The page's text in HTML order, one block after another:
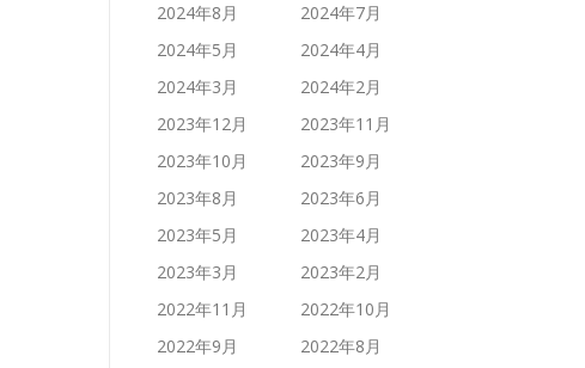
2024年8月
2024年7月
2024年5月
2024年4月
2024年3月
2024年2月
2023年12月
2023年11月
2023年10月
2023年9月
2023年8月
2023年6月
2023年5月
2023年4月
2023年3月
2023年2月
2022年11月
2022年10月
2022年9月
2022年8月